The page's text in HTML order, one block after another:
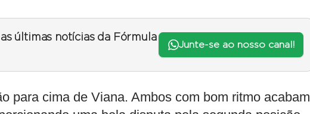
últimas notícias da Fórmula
Junte-se ao nosso canal!
para cima de Viana. Ambos com bom ritmo acabam